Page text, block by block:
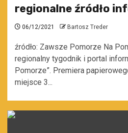
regionalne źródło
06/12/2021 Bartosz Treder
źródło: Zawsze Pomorze Na
regionalny tygodnik i portal
Pomorze”. Premiera
miejsce 3...